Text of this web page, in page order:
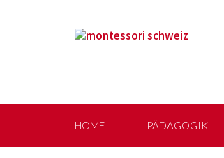
HOME PÄDAGOGIK